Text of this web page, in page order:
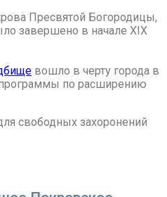
Пресвятой Богородицы,
завершено в начале XIX
вошло в черту города в
по расширению
свободных захоронений